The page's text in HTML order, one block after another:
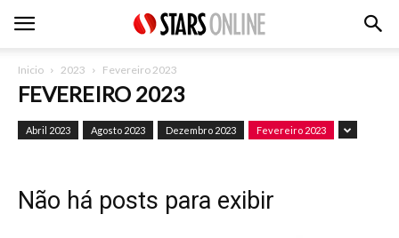
Inicio 2023 Fevereiro 2023
FEVEREIRO 2023
Abril 2023 Agosto 2023 Dezembro 2023 Fevereiro 2023
Não há posts para exibir